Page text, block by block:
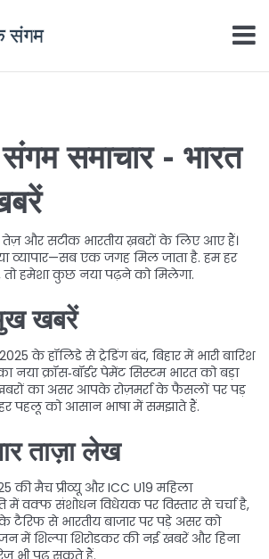
समाचार - भारत
और सटीक भारतीय ख़बरों के लिए आए हैं।
व्यापार—सब एक जगह मिल जाता है. हम हर
तो हमेशा कुछ नया पढ़ने को मिलेगा.
खबरें
के हॉलिडे से ट्रेडिंग बंद, बिहार में भारी बारिश
नया क्रॉस‑बॉर्डर पेमेंट सिस्टम भारत को बड़ा
का असर आपके रोज़मर्रा के फैसलों पर पड़
पहलू को आसान भाषा में समझाते हैं.
ताज़ा लेख
मैच प्रीव्यू और ICC U19 महिला
में वक्फ संशोधन विधेयक पर विस्तार से चर्चा है,
टैरिफ से भारतीय बाजार पर पड़े असर को
में शिल्पा शिरोडकर की नई खबरें और हिना
भी पढ़ सकते हैं.